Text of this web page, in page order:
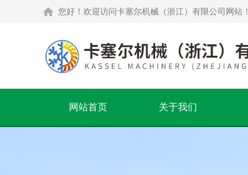
您好！欢迎访问卡塞尔机械（浙江）有限公司网站！
网站首页 关于我们